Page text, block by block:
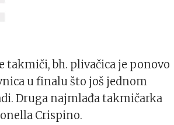
takmiči, bh. plivačica je ponovo
u finalu što još jednom
Druga najmlađa takmičarka
Crispino.